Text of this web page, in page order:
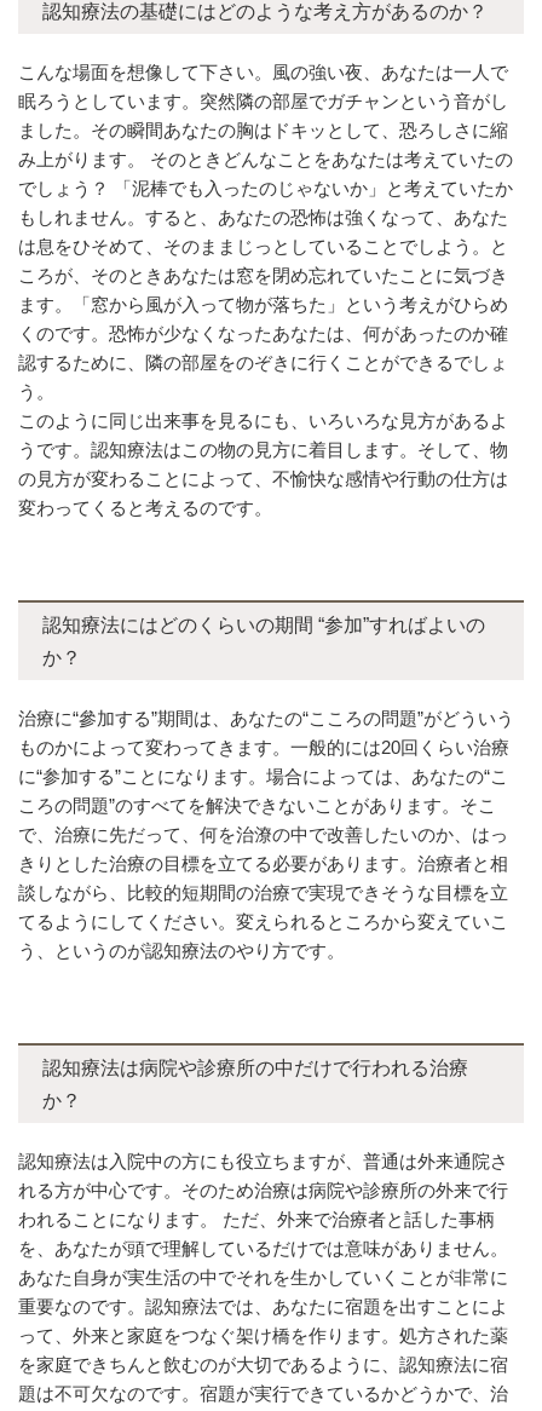
認知療法の基礎にはどのような考え方があるのか？
こんな場面を想像して下さい。風の強い夜、あなたは一人で
眠ろうとしています。突然隣の部屋でガチャンという音がし
ました。その瞬間あなたの胸はドキッとして、恐ろしさに縮
み上がります。 そのときどんなことをあなたは考えていたの
でしょう？ 「泥棒でも入ったのじゃないか」と考えていたか
もしれません。すると、あなたの恐怖は強くなって、あなた
は息をひそめて、そのままじっとしていることでしよう。と
ころが、そのときあなたは窓を閉め忘れていたことに気づき
ます。「窓から風が入って物が落ちた」という考えがひらめ
くのです。恐怖が少なくなったあなたは、何があったのか確
認するために、隣の部屋をのぞきに行くことができるでしょ
う。
このように同じ出来事を見るにも、いろいろな見方があるよ
うです。認知療法はこの物の見方に着目します。そして、物
の見方が変わることによって、不愉快な感情や行動の仕方は
変わってくると考えるのです。
認知療法にはどのくらいの期間 “参加”すればよいの
か？
治療に“參加する”期間は、あなたの“こころの問題”がどういう
ものかによって変わってきます。一般的には20回くらい治療
に“参加する”ことになります。場合によっては、あなたの“こ
ころの問題”のすべてを解決できないことがあります。そこ
で、治療に先だって、何を治潦の中で改善したいのか、はっ
きりとした治療の目標を立てる必要があります。治療者と相
談しながら、比較的短期間の治療で実現できそうな目標を立
てるようにしてください。変えられるところから変えていこ
う、というのが認知療法のやり方です。
認知療法は病院や診療所の中だけで行われる治療
か？
認知療法は入院中の方にも役立ちますが、普通は外来通院さ
れる方が中心です。そのため治療は病院や診療所の外来で行
われることになります。 ただ、外来で治療者と話した事柄
を、あなたが頭で理解しているだけでは意味がありません。
あなた自身が実生活の中でそれを生かしていくことが非常に
重要なのです。認知療法では、あなたに宿題を出すことによ
って、外来と家庭をつなぐ架け橋を作ります。処方された薬
を家庭できちんと飲むのが大切であるように、認知療法に宿
題は不可欠なのです。宿題が実行できているかどうかで、治